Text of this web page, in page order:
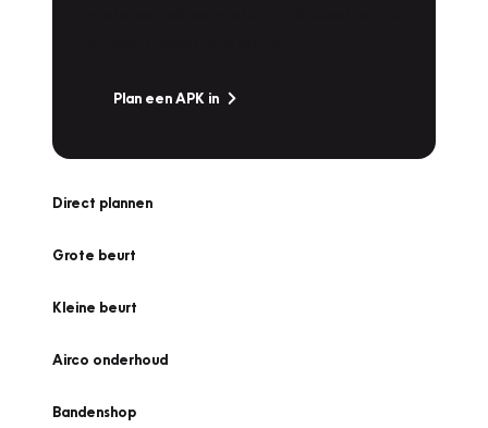
Plan een APK in
Direct plannen
Grote beurt
Kleine beurt
Airco onderhoud
Bandenshop